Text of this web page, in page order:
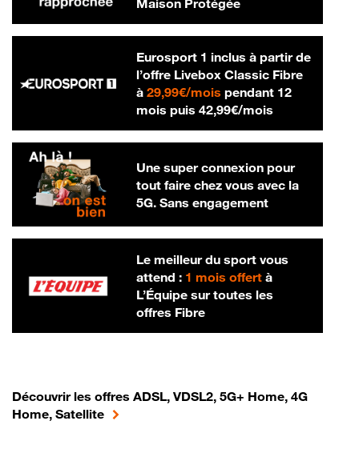
Maison Protégée
Eurosport 1 inclus à partir de
l’offre Livebox Classic Fibre
à 29,99€/mois29,99 € par mois
pendant 12
mois puis 42,99€/mois42,99 € par
Une super connexion pour
tout faire chez vous avec la
5G. Sans engagement
Le meilleur du sport vous
attend : 1 mois offertà
L’Équipe sur toutes les
offres Fibre
Découvrir les offres ADSL, VDSL2, 5G+ Home, 4G
Home, Satellite